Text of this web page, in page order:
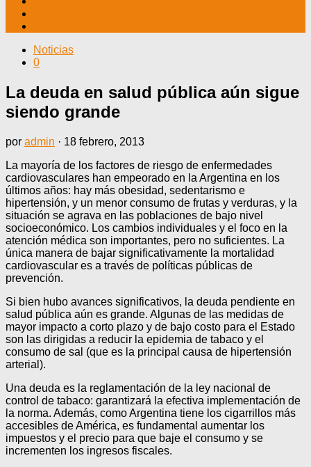
Noticias
0
La deuda en salud pública aún sigue
siendo grande
por admin · 18 febrero, 2013
La mayoría de los factores de riesgo de enfermedades
cardiovasculares han empeorado en la Argentina en los
últimos años: hay más obesidad, sedentarismo e
hipertensión, y un menor consumo de frutas y verduras, y la
situación se agrava en las poblaciones de bajo nivel
socioeconómico. Los cambios individuales y el foco en la
atención médica son importantes, pero no suficientes. La
única manera de bajar significativamente la mortalidad
cardiovascular es a través de políticas públicas de
prevención.
Si bien hubo avances significativos, la deuda pendiente en
salud pública aún es grande. Algunas de las medidas de
mayor impacto a corto plazo y de bajo costo para el Estado
son las dirigidas a reducir la epidemia de tabaco y el
consumo de sal (que es la principal causa de hipertensión
arterial).
Una deuda es la reglamentación de la ley nacional de
control de tabaco: garantizará la efectiva implementación de
la norma. Además, como Argentina tiene los cigarrillos más
accesibles de América, es fundamental aumentar los
impuestos y el precio para que baje el consumo y se
incrementen los ingresos fiscales.